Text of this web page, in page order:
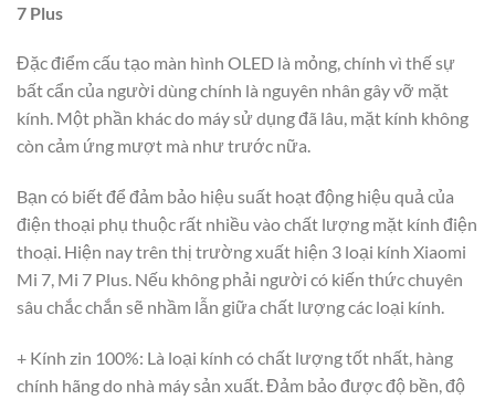
7 Plus
Đặc điểm cấu tạo màn hình OLED là mỏng, chính vì thế sự
bất cẩn của người dùng chính là nguyên nhân gây vỡ mặt
kính. Một phần khác do máy sử dụng đã lâu, mặt kính không
còn cảm ứng mượt mà như trước nữa.
Bạn có biết để đảm bảo hiệu suất hoạt động hiệu quả của
điện thoại phụ thuộc rất nhiều vào chất lượng mặt kính điện
thoại. Hiện nay trên thị trường xuất hiện 3 loại kính Xiaomi
Mi 7, Mi 7 Plus. Nếu không phải người có kiến thức chuyên
sâu chắc chắn sẽ nhầm lẫn giữa chất lượng các loại kính.
+ Kính zin 100%: Là loại kính có chất lượng tốt nhất, hàng
chính hãng do nhà máy sản xuất. Đảm bảo được độ bền, độ